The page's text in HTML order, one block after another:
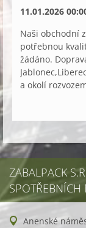
11.01.2026
Naši obchodní
potřebnou
žádáno.
a okolí
ZABALPACK
SPOTŘEBNÍCH
Anenské